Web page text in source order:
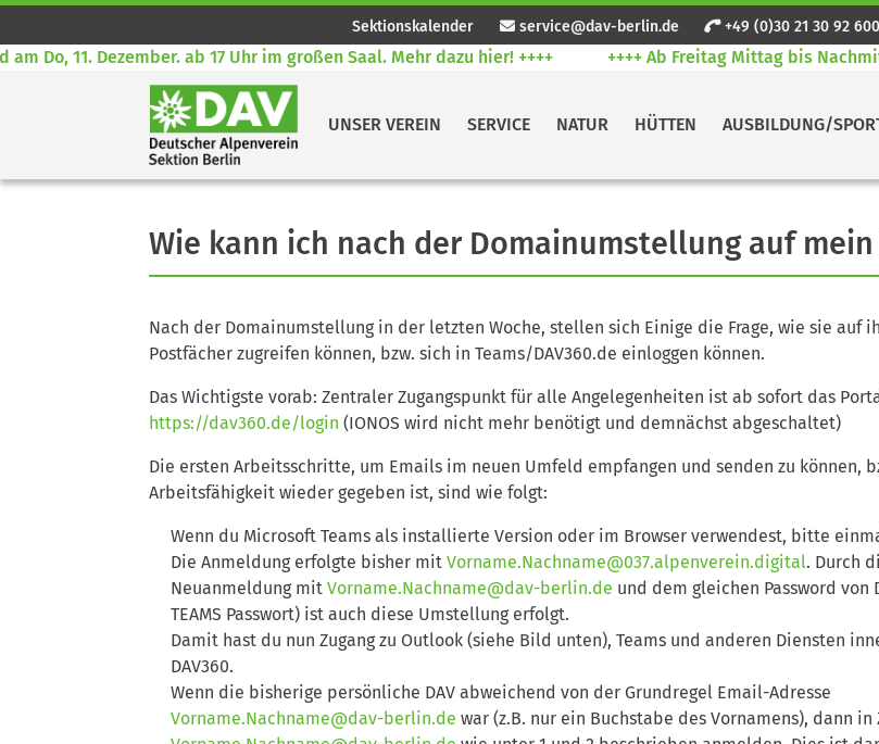
Sektionskalender service@dav-berlin.de +49 (0)30 21 30 92 600
11. Dezember. ab 17 Uhr im großen Saal. Mehr dazu hier! ++++ ++++ Ab Freitag Mittag bis
UNSER VEREIN SERVICE NATUR HÜTTEN AUSBILDUNG/
Wie kann ich nach der Domainumstellung auf
Nach der Domainumstellung in der letzten Woche, stellen sich Einige die Frage, wie sie auf
Postfächer zugreifen können, bzw. sich in Teams/DAV360.de einloggen können.
Das Wichtigste vorab: Zentraler Zugangspunkt für alle Angelegenheiten ist ab sofort das
https://dav360.de/login (IONOS wird nicht mehr benötigt und demnächst abgeschaltet)
Die ersten Arbeitsschritte, um Emails im neuen Umfeld empfangen und senden zu können,
Arbeitsfähigkeit wieder gegeben ist, sind wie folgt:
Wenn du Microsoft Teams als installierte Version oder im Browser verwendest, bitte
Die Anmeldung erfolgte bisher mit Vorname.Nachname@037.alpenverein.digital. Durch
Neuanmeldung mit Vorname.Nachname@dav-berlin.de und dem gleichen Password von
TEAMS Passwort) ist auch diese Umstellung erfolgt.
Damit hast du nun Zugang zu Outlook (siehe Bild unten), Teams und anderen Diensten
DAV360.
Wenn die bisherige persönliche DAV abweichend von der Grundregel Email-Adresse
Vorname.Nachname@dav-berlin.de war (z.B. nur ein Buchstabe des Vornamens), dann